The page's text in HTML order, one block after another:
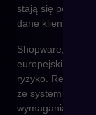
stają się podatne
dane klientów.
Shopware, dzięki
europejskimi
ryzyko.
że system
wymaganiami